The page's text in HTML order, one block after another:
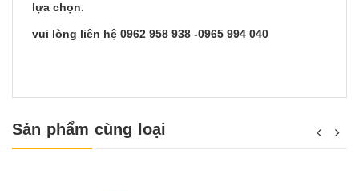
lựa chọn.
vui lòng liên hệ 0962 958 938 -0965 994 040
Sản phẩm cùng loại